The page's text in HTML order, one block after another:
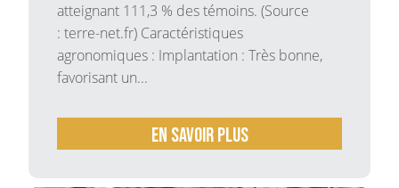
atteignant 111,3 % des témoins. (Source
: terre-net.fr) Caractéristiques
agronomiques : Implantation : Très bonne,
favorisant un...
En savoir plus